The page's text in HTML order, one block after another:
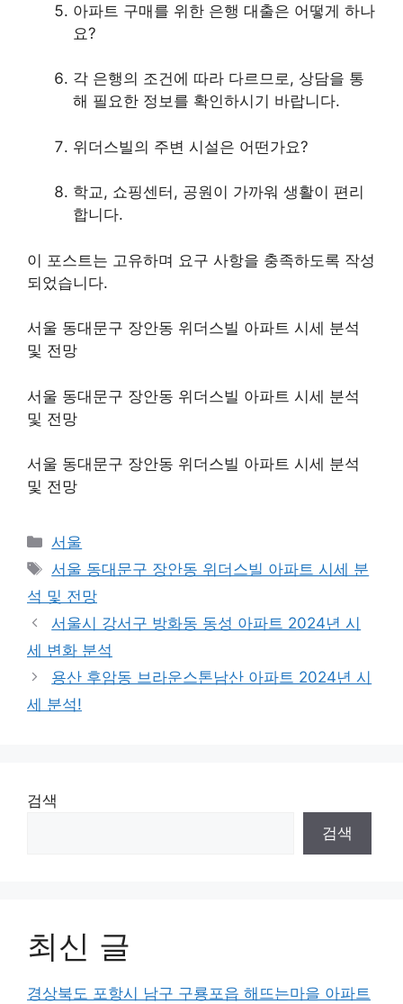
아파트 구매를 위한 은행 대출은 어떻게 하나
요?
각 은행의 조건에 따라 다르므로, 상담을 통
해 필요한 정보를 확인하시기 바랍니다.
위더스빌의 주변 시설은 어떤가요?
학교, 쇼핑센터, 공원이 가까워 생활이 편리
합니다.
이 포스트는 고유하며 요구 사항을 충족하도록 작성
되었습니다.
서울 동대문구 장안동 위더스빌 아파트 시세 분석
및 전망
서울 동대문구 장안동 위더스빌 아파트 시세 분석
및 전망
서울 동대문구 장안동 위더스빌 아파트 시세 분석
및 전망
Categories
서울
Tags
서울 동대문구 장안동 위더스빌 아파트 시세 분
석 및 전망
서울시 강서구 방화동 동성 아파트 2024년 시
세 변화 분석
용산 후암동 브라운스톤남산 아파트 2024년 시
세 분석!
검색
검색
최신 글
경상북도 포항시 남구 구룡포읍 해뜨는마을 아파트